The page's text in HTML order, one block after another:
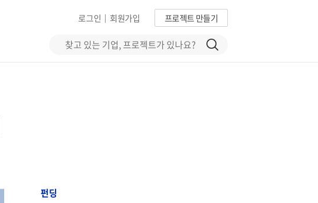
프로젝트 만들기
회원가입
|
로그인
펀딩